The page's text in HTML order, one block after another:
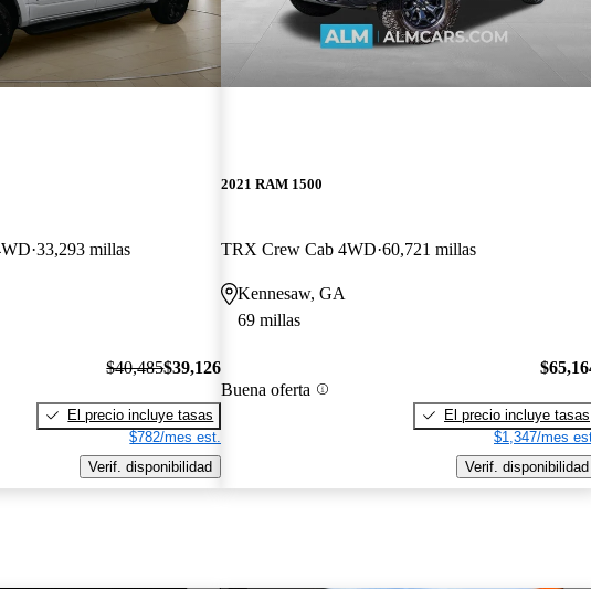
33,293 millas
$40,485$39,126
El precio incluye tasas
$782/mes est.
Verif. disponibilidad
2021 RAM 1500
TRX Crew Cab 4WD 60,721 millas
Kennesaw, GA
69 millas
Buena oferta
El precio incluye tasas
$1,347/mes
Verif. disponibilidad